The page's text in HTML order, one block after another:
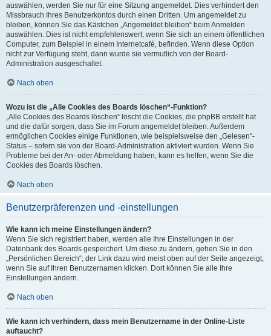
auswählen, werden Sie nur für eine Sitzung angemeldet. Dies verhindert den
Missbrauch Ihres Benutzerkontos durch einen Dritten. Um angemeldet zu
bleiben, können Sie das Kästchen „Angemeldet bleiben“ beim Anmelden
auswählen. Dies ist nicht empfehlenswert, wenn Sie sich an einem öffentlichen
Computer, zum Beispiel in einem Internetcafé, befinden. Wenn diese Option
nicht zur Verfügung steht, dann wurde sie vermutlich von der Board-
Administration ausgeschaltet.
Nach oben
Wozu ist die „Alle Cookies des Boards löschen“-Funktion?
„Alle Cookies des Boards löschen“ löscht die Cookies, die phpBB erstellt hat
und die dafür sorgen, dass Sie im Forum angemeldet bleiben. Außerdem
ermöglichen Cookies einige Funktionen, wie beispielsweise den „Gelesen“-
Status – sofern sie von der Board-Administration aktiviert wurden. Wenn Sie
Probleme bei der An- oder Abmeldung haben, kann es helfen, wenn Sie die
Cookies des Boards löschen.
Nach oben
Benutzerpräferenzen und -einstellungen
Wie kann ich meine Einstellungen ändern?
Wenn Sie sich registriert haben, werden alle Ihre Einstellungen in der
Datenbank des Boards gespeichert. Um diese zu ändern, gehen Sie in den
„Persönlichen Bereich“; der Link dazu wird meist oben auf der Seite angezeigt,
wenn Sie auf Ihren Benutzernamen klicken. Dort können Sie alle Ihre
Einstellungen ändern.
Nach oben
Wie kann ich verhindern, dass mein Benutzername in der Online-Liste
auftaucht?